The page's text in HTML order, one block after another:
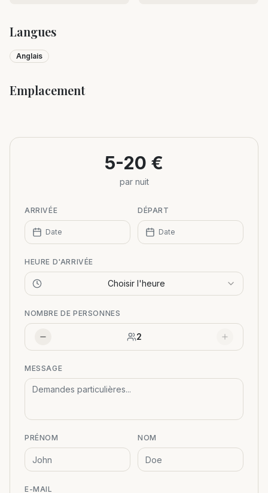
Langues
Anglais
Emplacement
−
5-20 €
par nuit
ARRIVÉE
Date
DÉPART
Date
HEURE D'ARRIVÉE
Choisir l'heure
NOMBRE DE PERSONNES
2
MESSAGE
PRÉNOM NOM
E-MAIL